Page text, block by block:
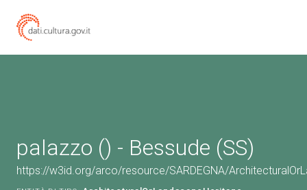
palazzo () - Bessude (SS)
https://w3id.org/arco/resource/SARDEGNA/